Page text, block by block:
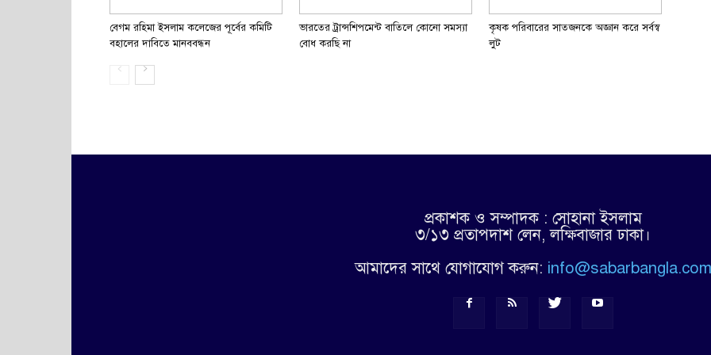
বেগম রহিমা ইসলাম কলেজের পূর্বের কমিটি
বহালের দাবিতে মানববন্ধন
ভারতের ট্রান্সশিপমেন্ট বাতিলে কোনো সমস্যা
বোধ করছি না
কৃষক পরিবারের সাতজনকে অজ্ঞান করে সর্বস্ব
লুট
প্রকাশক ও সম্পাদক : সোহানা ইসলাম
৩/১৩ প্রতাপদাশ লেন, লক্ষিবাজার ঢাকা।
আমাদের সাথে যোগাযোগ করুন: info@sabarbangla.com